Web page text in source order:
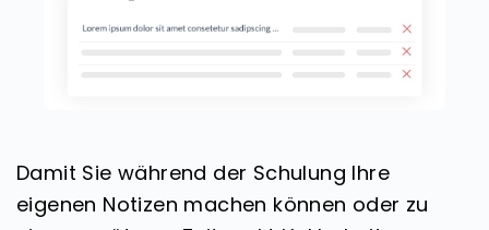
Damit Sie während der Schulung Ihre
eigenen Notizen machen können oder zu